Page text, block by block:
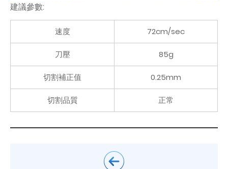
建議參數:
速度 72cm/sec
刀壓 85g
切割補正值 0.25mm
切割品質 正常